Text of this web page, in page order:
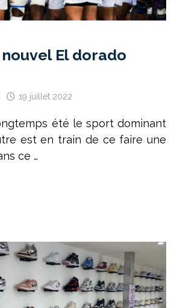
El dorado
19 juillet 2022
été le sport dominant
est en train de ce faire une
ce …